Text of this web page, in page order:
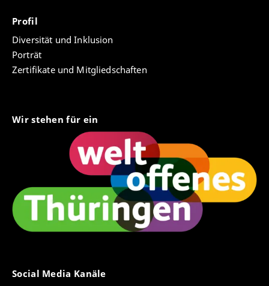
Profil
Diversität und Inklusion
Porträt
Zertifikate und Mitgliedschaften
Wir stehen für ein
Social Media Kanäle